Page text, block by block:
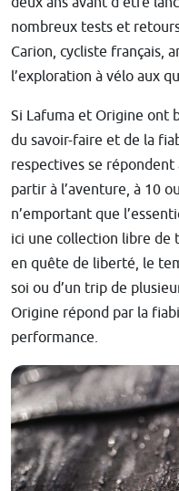
nombreux tests et
Carion, cycliste français,
l’exploration à vélo aux
Si Lafuma et Origine ont
du savoir-faire et de la
respectives se
partir à l’aventure, à 10
n’emportant que
ici une collection libre
en quête de liberté, le
soi ou d’un trip de
Origine répond par la
performance.